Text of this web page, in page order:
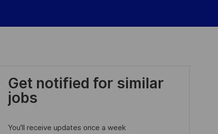
Get notified for similar
jobs
You'll receive updates once a week